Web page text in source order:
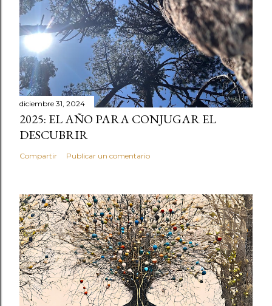
diciembre 31, 2024
2025: EL AÑO PARA CONJUGAR EL
DESCUBRIR
Compartir Publicar un comentario